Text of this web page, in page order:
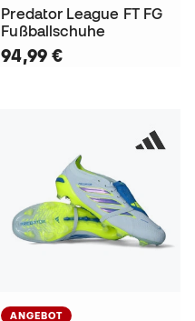
Predator League FT FG
Fußballschuhe
94,99 €
ANGEBOT